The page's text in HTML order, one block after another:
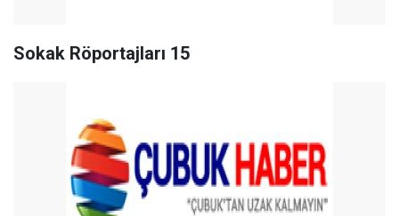
Sokak Röportajları 15